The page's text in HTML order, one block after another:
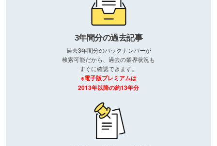
3年間分の過去記事
過去3年間分のバックナンバーが
検索可能だから、過去の業界状況も
すぐに確認できます。
※電子版プレミアムは
2013年以降の約13年分